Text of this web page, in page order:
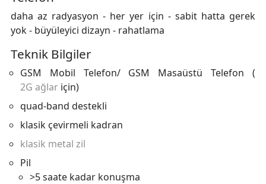
daha az radyasyon - her yer için - sabit hatta gerek
yok - büyüleyici dizayn - rahatlama
Teknik Bilgiler
GSM Mobil Telefon/ GSM Masaüstü Telefon (
2G ağlariçin)
quad-band destekli
klasik çevirmeli kadran
klasik metal zil
Pil
>5 saate kadar konuşma